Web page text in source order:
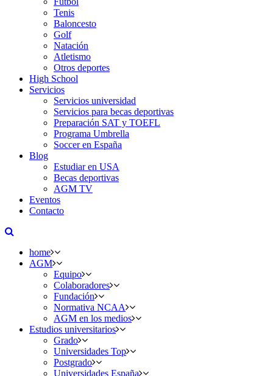
Tenis
Baloncesto
Golf
Natación
Atletismo
Otros deportes
High School
Servicios
Servicios universidad
Servicios para becas deportivas
Preparación SAT y TOEFL
Programa Umbrella
Soccer en España
Blog
Estudiar en USA
Becas deportivas
AGM TV
Eventos
Contacto
home
AGM
Equipo
Colaboradores
Fundación
Normativa NCAA
AGM en los medios
Estudios universitarios
Grado
Universidades Top
Postgrado
Universidades España